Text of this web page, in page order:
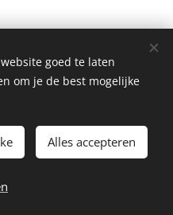
goed te laten
om je de best mogelijke
Alles accepteren